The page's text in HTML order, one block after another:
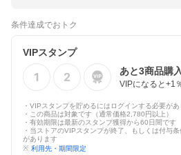
条件達成でおトク
VIPスタンプ
あと3商品購
VIPになると+1
・VIPスタンプを貯めるにはログインする必要が
・この商品は対象です（通常価格2,780円以上）
・有効期限は最新のスタンプ獲得から60日間です
・当ストアのVIPスタンプが終了、もしくは付与
があります
※ 利用先・期間限定